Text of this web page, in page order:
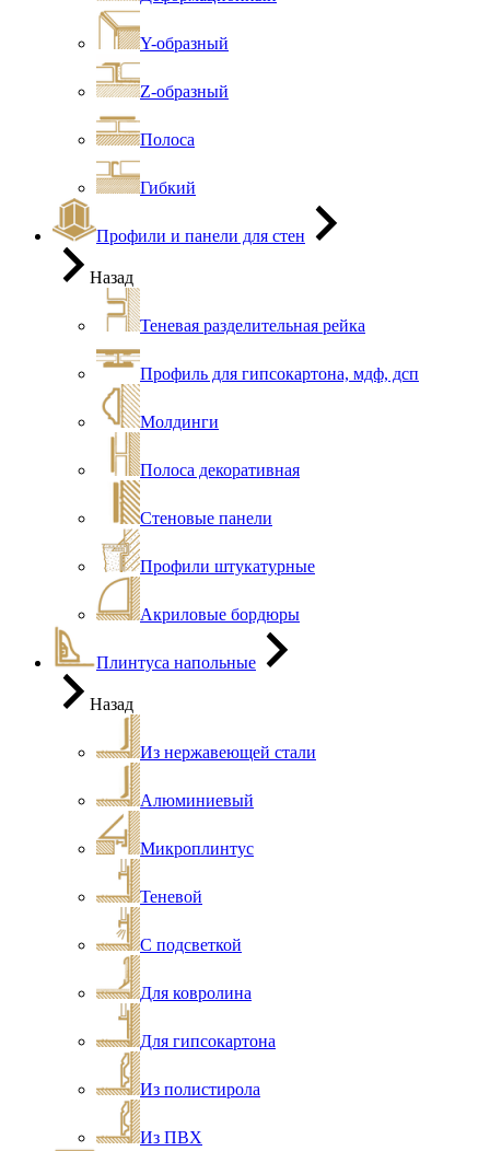
Y-образный
Z-образный
Полоса
Гибкий
Профили и панели для стен
Назад
Теневая разделительная рейка
Профиль для гипсокартона, мдф, дсп
Молдинги
Полоса декоративная
Стеновые панели
Профили штукатурные
Акриловые бордюры
Плинтуса напольные
Назад
Из нержавеющей стали
Алюминиевый
Микроплинтус
Теневой
С подсветкой
Для ковролина
Для гипсокартона
Из полистирола
Из ПВХ